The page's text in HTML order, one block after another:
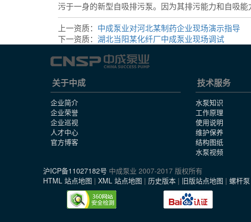
污于一身的新型自吸排污泵。因为其排污能力和自吸
上一资质： 中成泵业对河北某制药企业现场演示指导
下一资质： 湖北当阳某化纤厂中成泵业现场调试
关于中成
企业简介
企业荣誉
企业巡视
人才中心
官方博客
技术服务
水泵知识
工作原理
使用说明
维护保养
结构图纸
水泵视频
沪ICP备11027182号 中成泵业 2007-2017 版权所有
HTML 站点地图 | XML 站点地图 | 历史版本 | 旧版站点地图 | 螺杆泵